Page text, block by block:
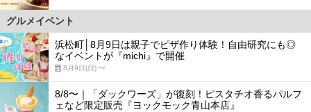
グルメイベント
浜松町│8月9日は親子でピザ作り体験！自由研究にも◎
なイベントが『michi』で開催
8月9日(日) 〜
8/8〜｜「ダックワーズ」が復刻！ピスタチオ香るパルフ
ェなど限定販売『ヨックモック青山本店』